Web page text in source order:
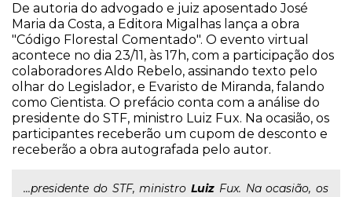
De autoria do advogado e juiz aposentado José
Maria da Costa, a Editora Migalhas lança a obra
"Código Florestal Comentado". O evento virtual
acontece no dia 23/11, às 17h, com a participação dos
colaboradores Aldo Rebelo, assinando texto pelo
olhar do Legislador, e Evaristo de Miranda, falando
como Cientista. O prefácio conta com a análise do
presidente do STF, ministro Luiz Fux. Na ocasião, os
participantes receberão um cupom de desconto e
receberão a obra autografada pelo autor.
...presidente do STF, ministro Luiz Fux. Na ocasião, os